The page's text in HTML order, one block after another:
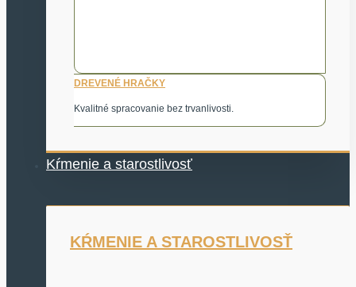
DREVENÉ HRAČKY
Kvalitné spracovanie bez trvanlivosti.
Kŕmenie a starostlivosť
KŔMENIE A STAROSTLIVOSŤ